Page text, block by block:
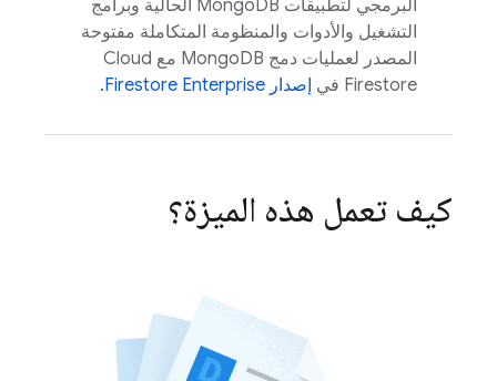
البرمجي لتطبيقات MongoDB الحالية وبرامج
التشغيل والأدوات والمنظومة المتكاملة مفتوحة
المصدر لعمليات دمج MongoDB مع
Cloud
Firestore في إصدار Firestore Enterprise.
كيف تعمل هذه الميزة؟